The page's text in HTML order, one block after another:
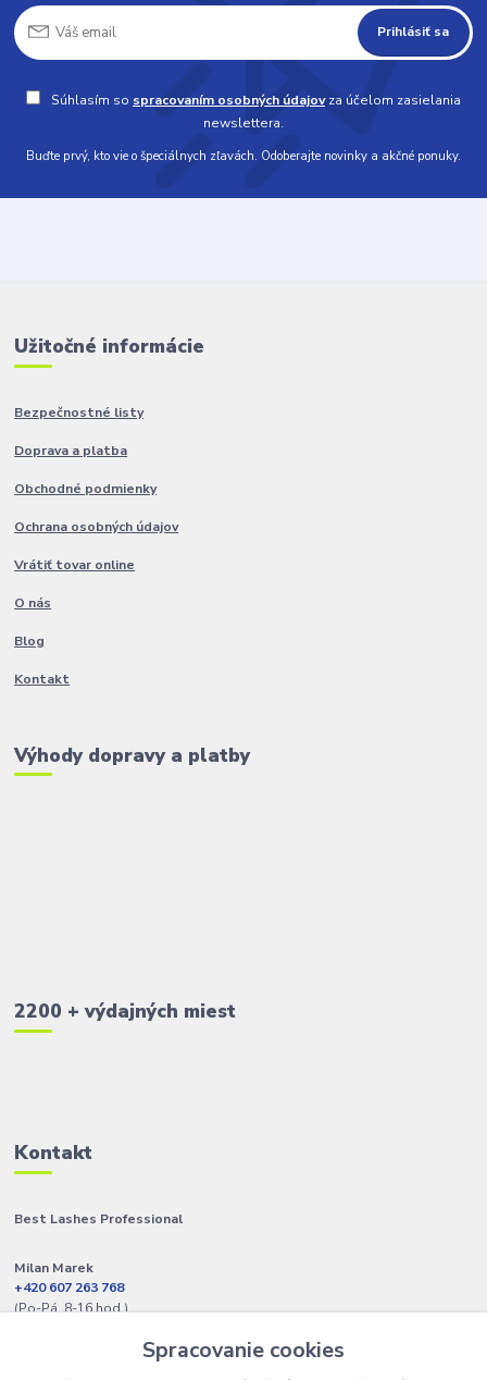
Prihlásiť sa
Súhlasím so spracovaním osobných údajovza účelom zasielania
newslettera.
Buďte prvý, kto vie o špeciálnych zľavách. Odoberajte novinky a akčné ponuky.
Užitočné informácie
Bezpečnostné listy
Doprava a platba
Obchodné podmienky
Ochrana osobných údajov
Vrátiť tovar online
O nás
Blog
Kontakt
Výhody dopravy a platby
2200 + výdajných miest
Kontakt
Best Lashes Professional
Milan Marek
+420 607 263 768
(Po-Pá, 8-16 hod.)
info@best-lashes.skSpracovanie cookies